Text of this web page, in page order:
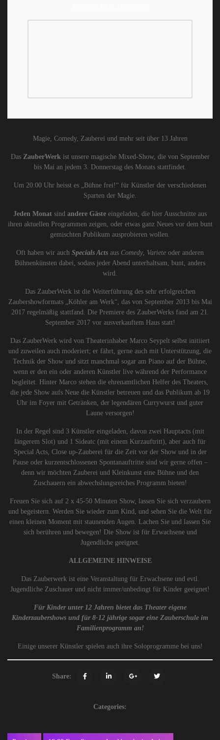
Magie, Comedy, Zauberei und mehr seit über 13 Jahren
Das ZauberWerkist unsere magische Mixed-Show, die von September
bis Mai an jedem 3. Donnerstag des Monats stattfindet.
Um 20:00 Uhr heisst es „Bühne frei!“ für Künstler der verschiedenen
Sparten der Magie.
Jeden Monat sind andere Gäste eingeladen, die hier Ausschnitte aus
ihren aktuellen Programmen zeigen, oder etwas ganz Neues vor dem bunt
gemischten Publikum ausprobieren wollen.
Oft haben wir auch Specials Acts aus Comedy, Variete oder anderen
Bühnenkünsten dabei, sodass jeder Abend unterhaltsam, bunt, anders
wird.
Das ZauberWerk ist die Weiterführung des sehr erfolgreichen
Zaubershowformats „Köhler am Werk“, das von September 2013 bis Mai
2017 regelmäßig stattfand. Die Premiere des ZauberWerks fand am 21.
September 2017 vor ausverkauftem Haus statt!
Das ZauberWerk wird von Theaterinhaber Marco Seypelt selbst initiiert
und zuweilen auch moderiert; er fährt, gerne auch mit Unterstützung, die
Technik der Show und sitzt manchmal sogar am Piano auf der Bühne,
wenn er den ein oder anderen Künstler live während der Performance
begleitet. Hinter Marco stehen die ehrenamtlichen Helfer des Theaters,
die jede Show aufs Neue die Künstler betreuen und das Publikum ab 19
Uhr im Foyer mit Getränken, der legendären Currywurst und guter
Laune versorgen!
In der Regel sind 3 Künstler eingeladen, davon zwei Hauptacts (mit
längerem Slot) und 1 Sideatc (mit einem Kurzauftritt), aber auch für
Special Acts, Close up-Zauberei für die Zeit vor der Show und in der
Pause oder kurzentschlossenen Spontanauftritte sind wir gerne offen –
denn wir möchten Zauberei und Kleinkunst eine Bühne und den
Zuschauern ein abwechslungsreiches Programm bieten!
Freuen Sie sich auf 2 x 45-50 Minuten Show, lassen Sie sich verzaubern
und begeistern. Werden Sie wieder zum Kind, und sehen Sie die Welt für
einen kleinen Moment mit staunenden Augen. Lachen Sie und lassen Sie
sich berühren und bewegen! Die Show ist für Erwachsene und
Jugendliche geeignet.
ALLGEMEINE HINWEISE
Das Zauberwerk ist eine Veranstaltung für Erwachsene und evtl.
Jugendliche Zuschauer und nicht immer/unbedingt für Kinder geeignet!
Für Kinder unter 12 Jahren bietet das Theater eigene
Kinderzaubershows und für 8-12 jährige sogar eine Zauberschule im
Familienprogramm an!
Einige unserer Künstler spielen auch ihre Soloprogramme bei uns!
Share:
Categories: